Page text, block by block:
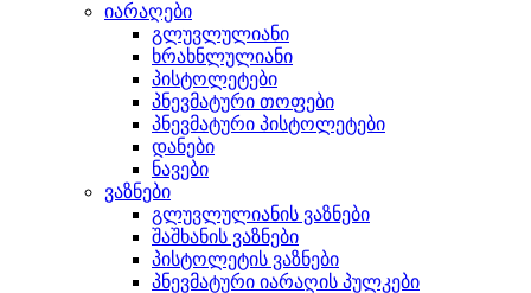
იარაღები
გლუვლულიანი
ხრახნლულიანი
პისტოლეტები
პნევმატური თოფები
პნევმატური პისტოლეტები
დანები
ნავები
ვაზნები
გლუვლულიანის ვაზნები
შაშხანის ვაზნები
პისტოლეტის ვაზნები
პნევმატური იარაღის პულკები